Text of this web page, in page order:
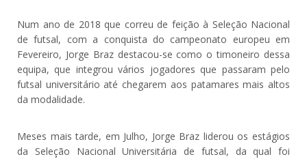
Num ano de 2018 que correu de feição à Seleção Nacional
de futsal, com a conquista do campeonato europeu em
Fevereiro, Jorge Braz destacou-se como o timoneiro dessa
equipa, que integrou vários jogadores que passaram pelo
futsal universitário até chegarem aos patamares mais altos
da modalidade.
Meses mais tarde, em Julho, Jorge Braz liderou os estágios
da Seleção Nacional Universitária de futsal, da qual foi